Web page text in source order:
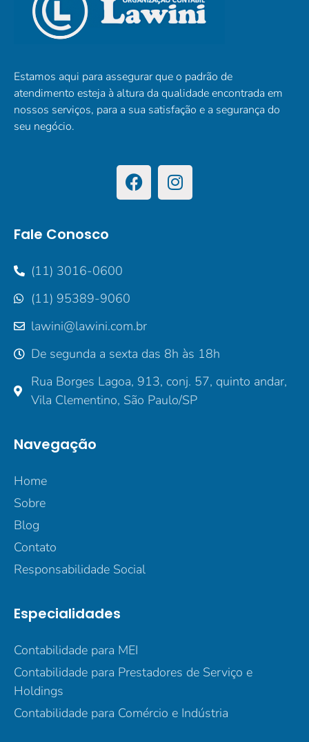
Estamos aqui para assegurar que o padrão de
atendimento esteja à altura da qualidade encontrada em
nossos serviços, para a sua satisfação e a segurança do
seu negócio.
Fale Conosco
(11) 3016-0600
(11) 95389-9060
lawini@lawini.com.br
De segunda a sexta das 8h às 18h
Rua Borges Lagoa, 913, conj. 57, quinto andar,
Vila Clementino, São Paulo/SP
Navegação
Home
Sobre
Blog
Contato
Responsabilidade Social
Especialidades
Contabilidade para MEI
Contabilidade para Prestadores de Serviço e
Holdings
Contabilidade para Comércio e Indústria